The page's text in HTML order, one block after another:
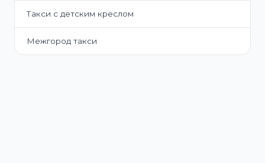
Такси с детским креслом
Межгород такси